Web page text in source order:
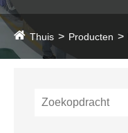
Thuis Producten